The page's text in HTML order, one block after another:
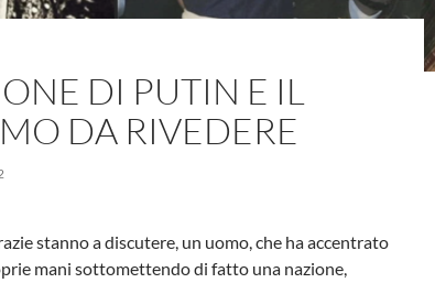
DI PUTIN E IL
DA RIVEDERE
stanno a discutere, un uomo, che ha accentrato
mani sottomettendo di fatto una nazione,